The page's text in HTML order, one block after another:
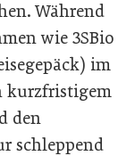
Während
wie 3SBio
im
kurzfristigem
den
schleppend